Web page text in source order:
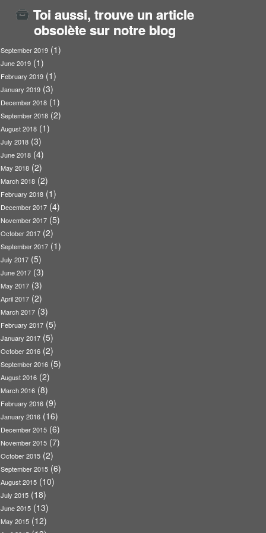
Toi aussi, trouve un article
obsolète sur notre blog
September 2019 (1)
June 2019 (1)
February 2019 (1)
January 2019 (3)
December 2018 (1)
September 2018 (2)
August 2018 (1)
July 2018 (3)
June 2018 (4)
May 2018 (2)
March 2018 (2)
February 2018 (1)
December 2017 (4)
November 2017 (5)
October 2017 (2)
September 2017 (1)
July 2017 (5)
June 2017 (3)
May 2017 (3)
April 2017 (2)
March 2017 (3)
February 2017 (5)
January 2017 (5)
October 2016 (2)
September 2016 (5)
August 2016 (2)
March 2016 (8)
February 2016 (9)
January 2016 (16)
December 2015 (6)
November 2015 (7)
October 2015 (2)
September 2015 (6)
August 2015 (10)
July 2015 (18)
June 2015 (13)
May 2015 (12)